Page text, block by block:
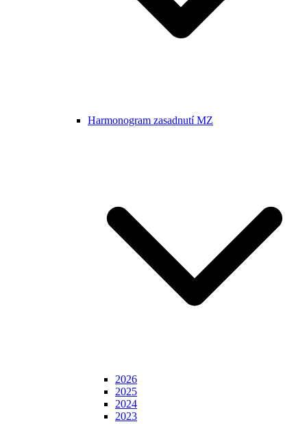
Harmonogram zasadnutí MZ
2026
2025
2024
2023